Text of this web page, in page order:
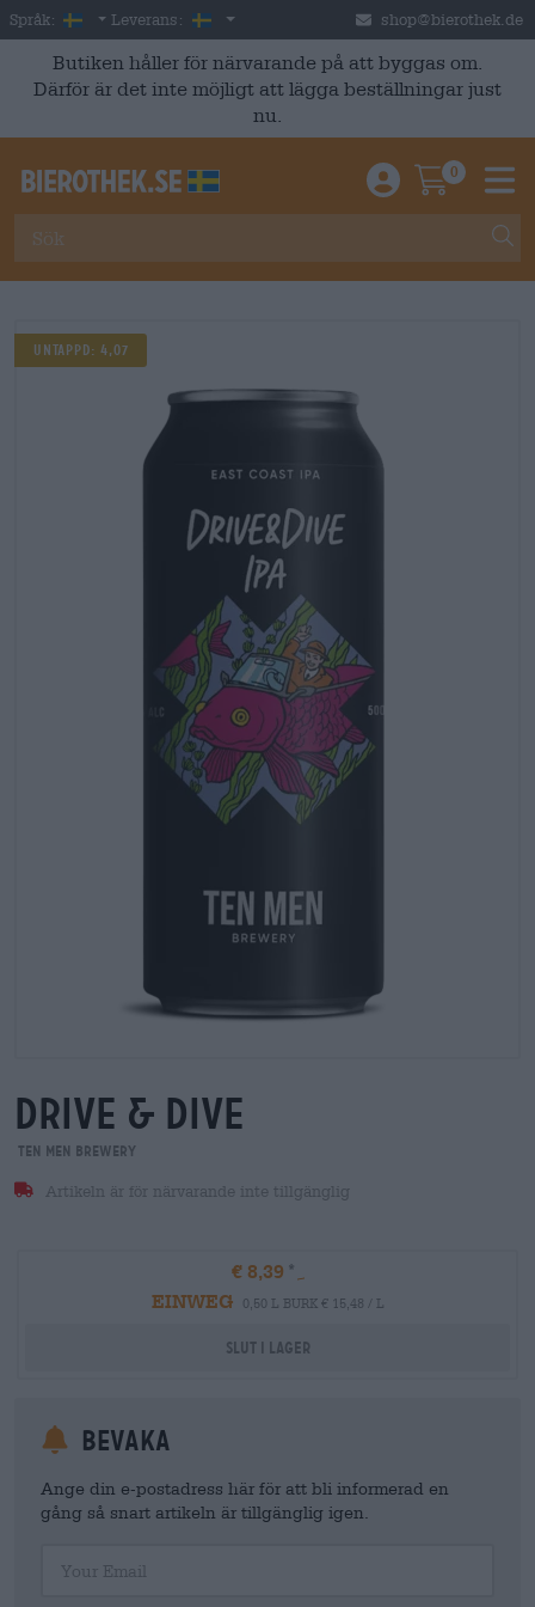
Skip to main content
Språk: Swedish
Leverans: Sverige shop@bierothek.de
Butiken håller för närvarande på att byggas om.
Därför är det inte möjligt att lägga beställningar just
nu.
Einloggen /
0
Untappd: 4,07
drive & dive
Ten Men Brewery
Artikeln är för närvarande inte tillgänglig
€ 8,39
EINWEG
0,50 L BURK € 15,48 / L
Slut i lager
Bevaka
Ange din e-postadress här för att bli informerad en
gång så snart artikeln är tillgänglig igen.